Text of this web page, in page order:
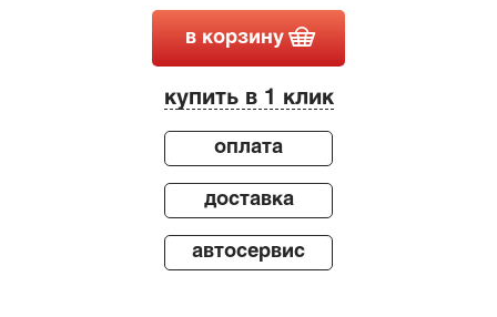
в корзину
купить в 1 клик
оплата
доставка
автосервис